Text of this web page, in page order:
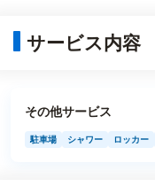
サービス内容
その他サービス
駐車場 シャワー ロッカー